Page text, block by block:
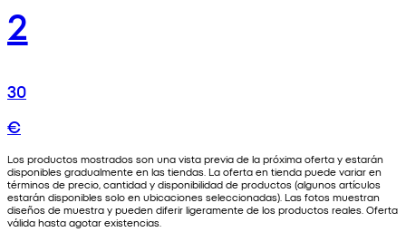
2
30
€
Los productos mostrados son una vista previa de la próxima oferta y estarán
disponibles gradualmente en las tiendas. La oferta en tienda puede variar en
términos de precio, cantidad y disponibilidad de productos (algunos artículos
estarán disponibles solo en ubicaciones seleccionadas). Las fotos muestran
diseños de muestra y pueden diferir ligeramente de los productos reales. Oferta
válida hasta agotar existencias.